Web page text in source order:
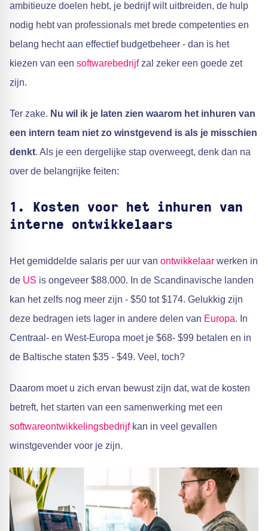
ambitieuze doelen hebt, je bedrijf wilt uitbreiden, de hulp
nodig hebt van professionals met brede competenties en
belang hecht aan effectief budgetbeheer - dan is het
kiezen van een softwarebedrijfzal zeker een goede zet
zijn.
Ter zake. Nu wil ik je laten zien waarom het inhuren van
een intern team niet zo winstgevend is als je misschien
denkt. Als je een dergelijke stap overweegt, denk dan na
over de belangrijke feiten:
1.
Kosten voor het inhuren van
interne ontwikkelaars
Het gemiddelde salaris per uur van ontwikkelaar werken in
de US is ongeveer $88.000. In de Scandinavische landen
kan het zelfs nog meer zijn - $50 tot $174. Gelukkig zijn
deze bedragen iets lager in andere delen van Europa. In
Centraal- en West-Europa moet je $68- $99 betalen en in
de Baltische staten $35 - $49. Veel, toch?
Daarom moet u zich ervan bewust zijn dat, wat de kosten
betreft, het starten van een samenwerking met een
softwareontwikkelingsbedrijfkan in veel gevallen
winstgevender voor je zijn.